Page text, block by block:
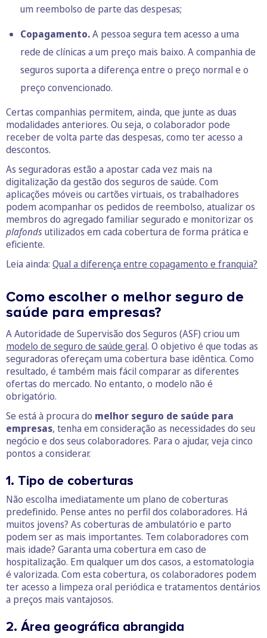
um reembolso de parte das despesas;
Copagamento.A pessoa segura tem acesso a uma
rede de clínicas a um preço mais baixo. A companhia de
seguros suporta a diferença entre o preço normal e o
preço convencionado.
Certas companhias permitem, ainda, que junte as duas
modalidades anteriores. Ou seja, o colaborador pode
receber de volta parte das despesas, como ter acesso a
descontos.
As seguradoras estão a apostar cada vez mais na
digitalização da gestão dos seguros de saúde. Com
aplicações móveis ou cartões virtuais, os trabalhadores
podem acompanhar os pedidos de reembolso, atualizar os
membros do agregado familiar segurado e monitorizar os
plafondsutilizados em cada cobertura de forma prática e
eficiente.
Leia ainda: Qual a diferença entre copagamento e franquia?
Como escolher o melhor seguro de
saúde para empresas?
A Autoridade de Supervisão dos Seguros (ASF) criou um
modelo de seguro de saúde geral. O objetivo é que todas as
seguradoras ofereçam uma cobertura base idêntica. Como
resultado, é também mais fácil comparar as diferentes
ofertas do mercado. No entanto, o modelo não é
obrigatório.
Se está à procura do melhor seguro de saúde para
empresas, tenha em consideração as necessidades do seu
negócio e dos seus colaboradores. Para o ajudar, veja cinco
pontos a considerar.
1. Tipo de coberturas
Não escolha imediatamente um plano de coberturas
predefinido. Pense antes no perfil dos colaboradores. Há
muitos jovens? As coberturas de ambulatório e parto
podem ser as mais importantes. Tem colaboradores com
mais idade? Garanta uma cobertura em caso de
hospitalização. Em qualquer um dos casos, a estomatologia
é valorizada. Com esta cobertura, os colaboradores podem
ter acesso a limpeza oral periódica e tratamentos dentários
a preços mais vantajosos.
2. Área geográfica abrangida